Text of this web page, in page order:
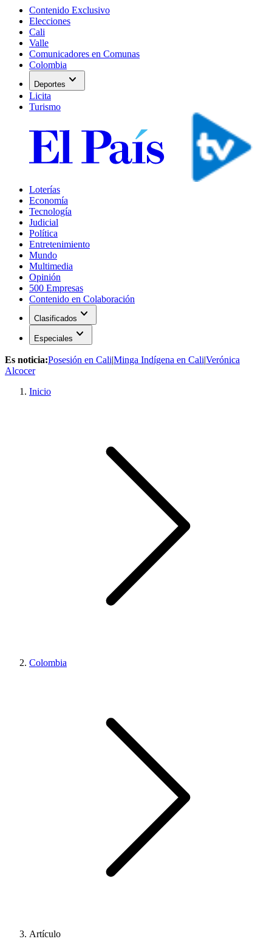
Contenido Exclusivo
Elecciones
Cali
Valle
Comunicadores en Comunas
Colombia
Deportes expand_more
Licita
Turismo
Loterías
Economía
Tecnología
Judicial
Política
Entretenimiento
Mundo
Multimedia
Opinión
500 Empresas
Contenido en Colaboración
Clasificados expand_more
Especiales expand_more
Es noticia:Posesión en Cali|Minga Indígena en Cali|Verónica
Alcocer
Inicio
Colombia
Artículo